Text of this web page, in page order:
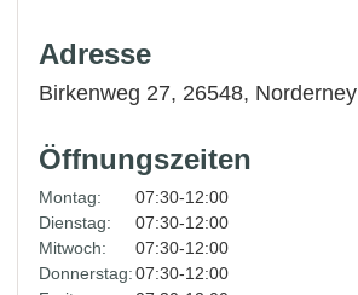
Adresse
Birkenweg 27, 26548, Norderney
Öffnungszeiten
Montag:
07:30-12:00
Dienstag:
07:30-12:00
Mitwoch:
07:30-12:00
Donnerstag: 07:30-12:00